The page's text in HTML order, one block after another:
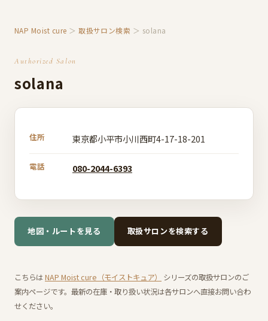
NAP Moist cure ＞取扱サロン検索 ＞ solana
Authorized Salon
solana
住所 東京都小平市小川西町4-17-18-201
電話 080-2044-6393
地図・ルートを見る 取扱サロンを検索する
こちらはNAP Moist cure（モイストキュア）
シリーズの取扱サロンのご
案内ページです。最新の在庫・取り扱い状況は各サロンへ直接お問い合わ
せください。